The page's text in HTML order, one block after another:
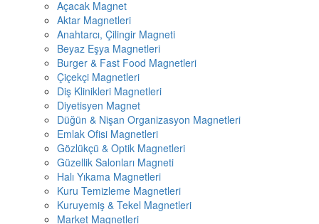
Açacak Magnet
Aktar Magnetleri
Anahtarcı, Çilingir Magneti
Beyaz Eşya Magnetleri
Burger & Fast Food Magnetleri
Çiçekçi Magnetleri
Diş Klinikleri Magnetleri
Diyetisyen Magnet
Düğün & Nişan Organizasyon Magnetleri
Emlak Ofisi Magnetleri
Gözlükçü & Optik Magnetleri
Güzellik Salonları Magneti
Halı Yıkama Magnetleri
Kuru Temizleme Magnetleri
Kuruyemiş & Tekel Magnetleri
Market Magnetleri